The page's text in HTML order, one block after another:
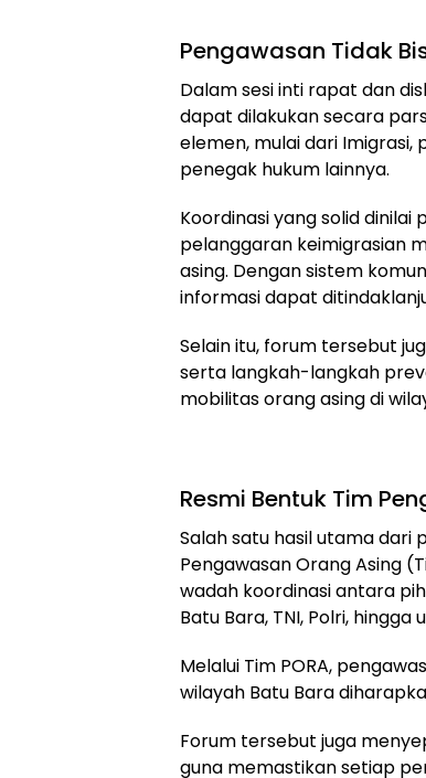
Pengawasan Tidak
Dalam sesi inti rapat dan
dapat dilakukan secara
elemen, mulai dari
penegak hukum lainnya.
Koordinasi yang solid
pelanggaran keimigrasian
asing. Dengan sistem
informasi dapat
Selain itu, forum tersebut
serta langkah-langkah
mobilitas orang asing di
Resmi Bentuk Tim
Salah satu hasil utama
Pengawasan Orang Asing
wadah koordinasi antara
Batu Bara, TNI, Polri, hingga
Melalui Tim PORA,
wilayah Batu Bara
Forum tersebut juga
guna memastikan setiap